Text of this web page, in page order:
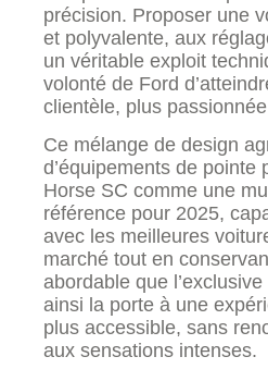
précision. Proposer une
et polyvalente, aux
un véritable exploit
volonté de Ford
clientèle, plus
Ce mélange de design
d’équipements de pointe
Horse SC comme une
référence pour 2025,
avec les meilleures
marché tout en
abordable que
ainsi la porte à une
plus accessible, sans
aux sensations intenses.